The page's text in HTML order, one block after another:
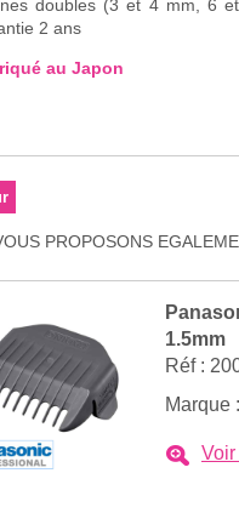
doubles (3 et 4 mm, 6
2 ans
au Japon
PROPOSONS
1.5mm
Réf :
Marque :
Voir